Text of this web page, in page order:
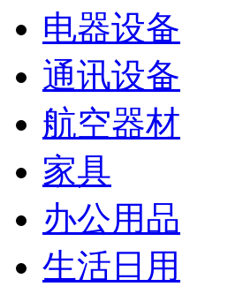
电器设备
通讯设备
航空器材
家具
办公用品
生活日用